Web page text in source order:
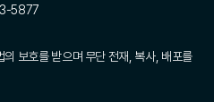
5877
보호를 받으며 무단 전재, 복사, 배포를